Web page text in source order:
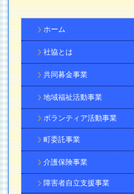
ホーム
社協とは
共同募金事業
地域福祉活動事業
ボランティア活動事業
町委託事業
介護保険事業
障害者自立支援事業